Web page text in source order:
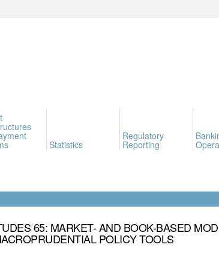
Statistics
Regulatory
Reporting
65: MARKET- AND BOOK-BASED
POLICY TOOLS